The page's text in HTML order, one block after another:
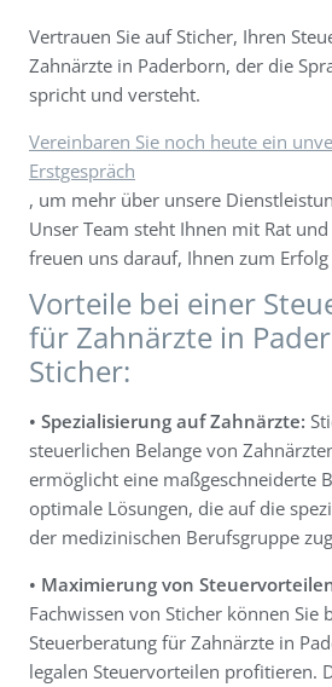
Vertrauen Sie auf Sticher, Ihren
Zahnärzte in Paderborn, der die
spricht und versteht.
Vereinbaren Sie noch heute ein
Erstgespräch
, um mehr über unsere
Unser Team steht Ihnen mit Rat
freuen uns darauf, Ihnen zum
Vorteile bei einer
für Zahnärzte in
Sticher:
• Spezialisierung auf Zahnärzte:
steuerlichen Belange von
ermöglicht eine maßgeschneiderte
optimale Lösungen, die auf die
der medizinischen Berufsgruppe
• Maximierung von
Fachwissen von Sticher können Sie
Steuerberatung für Zahnärzte in
legalen Steuervorteilen profitieren.